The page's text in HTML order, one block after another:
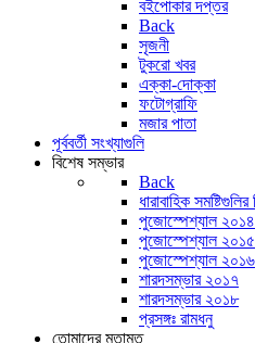
বইপোকার দপ্তর
Back
সৃজনী
টুকরো খবর
এক্কা-দোক্কা
ফটোগ্রাফি
মজার পাতা
পূর্ববর্তী সংখ্যাগুলি
বিশেষ সম্ভার
Back
ধারাবাহিক
পুজোস্পেশ্যাল ২০১৪
পুজোস্পেশ্যাল ২০১৫
পুজোস্পেশ্যাল ২০১৬
শারদসম্ভার ২০১৭
শারদসম্ভার ২০১৮
প্রসঙ্গঃ রামধনু
তোমাদের মতামত